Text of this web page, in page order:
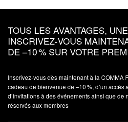
TOUS LES AVANTAGES,
INSCRIVEZ‑VOUS
DE –10 % SUR VOTRE
Inscrivez‑vous dès maintenant à la COMMA
cadeau de bienvenue de –10 %, d’un accès
d’invitations à des événements ainsi que de
réservés aux membres